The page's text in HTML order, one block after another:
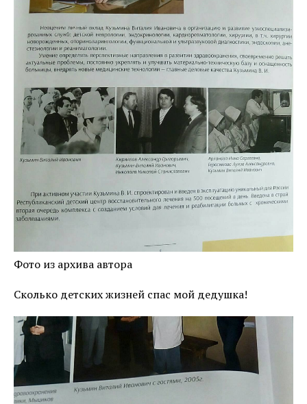
Фото из архива автора
Сколько детских жизней спас мой дедушка!